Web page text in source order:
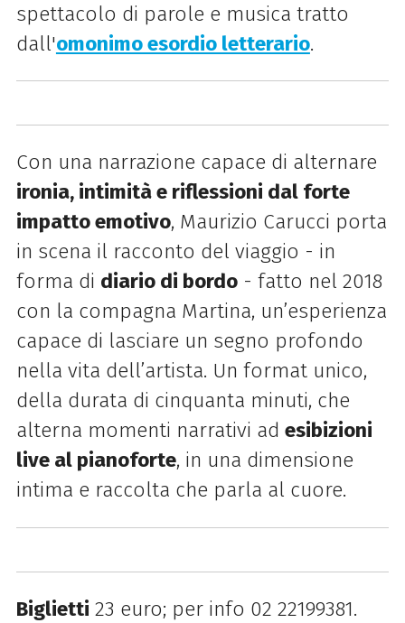
spettacolo di parole e musica tratto
dall'omonimo esordio letterario.
Con una narrazione capace di alternare
ironia, intimità e riflessioni dal forte
impatto emotivo, Maurizio Carucci porta
in scena il racconto del viaggio - in
forma di diario di bordo- fatto nel 2018
con la compagna Martina, un’esperienza
capace di lasciare un segno profondo
nella vita dell’artista. Un format unico,
della durata di cinquanta minuti, che
alterna momenti narrativi ad esibizioni
live al pianoforte, in una dimensione
intima e raccolta che parla al cuore.
Biglietti 23 euro; per info 02 22199381.